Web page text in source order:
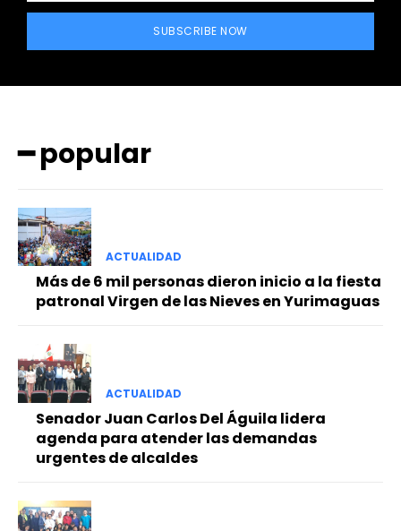
━ Planes
SUBSCRIBE NOW
━ popular
ACTUALIDAD
Más de 6 mil personas dieron inicio a la fiesta
patronal Virgen de las Nieves en Yurimaguas
ACTUALIDAD
Senador Juan Carlos Del Águila lidera
agenda para atender las demandas
urgentes de alcaldes